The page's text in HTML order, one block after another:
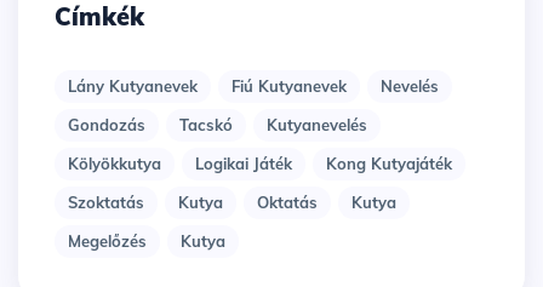
Címkék
Lány Kutyanevek Fiú Kutyanevek
Nevelés
Gondozás
Tacskó
Kutyanevelés
Kölyökkutya
Logikai Játék
Kong Kutyajáték
Szoktatás
Kutya Oktatás
Kutya
Megelőzés
Kutya